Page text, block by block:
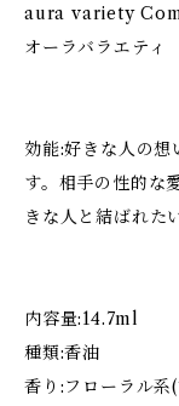
aura variety
オーラバラエティ
効能:好きな人の想
す。相手の性的な
きな人と結ばれた
内容量:14.7ml
種類:香油
香り:フローラル